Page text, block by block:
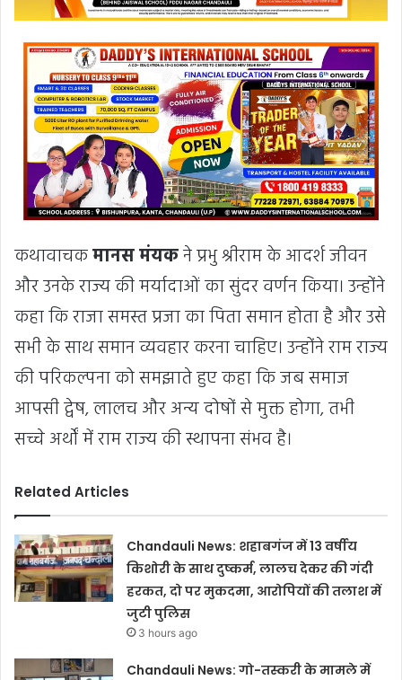
कथावाचकमानस मंयकने प्रभु श्रीराम के आदर्श जीवन
और उनके राज्य की मर्यादाओं का सुंदर वर्णन किया। उन्होंने
कहा कि राजा समस्त प्रजा का पिता समान होता है और उसे
सभी के साथ समान व्यवहार करना चाहिए। उन्होंने राम राज्य
की परिकल्पना को समझाते हुए कहा कि जब समाज
आपसी द्वेष, लालच और अन्य दोषों से मुक्त होगा, तभी
सच्चे अर्थों में राम राज्य की स्थापना संभव है।
Related Articles
Chandauli News: शहाबगंज में 13 वर्षीय
किशोरी के साथ दुष्कर्म, लालच देकर की गंदी
हरकत, दो पर मुकदमा, आरोपियों की तलाश में
जुटी पुलिस
3 hours ago
Chandauli News: गो-तस्करी के मामले में